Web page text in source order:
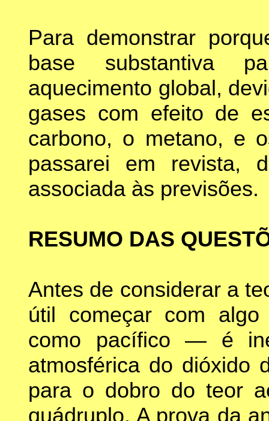
Para demonstrar
base substantiva
aquecimento global,
gases com efeito de
carbono, o metano, e
passarei em revista,
associada às previsões.
RESUMO DAS
Antes de considerar a
útil começar com
como pacífico — é
atmosférica do dióxido
para o dobro do teor
quádruplo. A prova da